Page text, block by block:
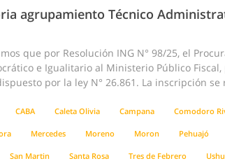
agrupamiento Técnico
que por Resolución ING N° 98/25, el
e Igualitario al Ministerio Público
por la ley N° 26.861. La inscripción
CABA Caleta Olivia Campana Comodoro
Mercedes Moreno Moron Pehuajó
San Martin Santa Rosa Tres de Febrero